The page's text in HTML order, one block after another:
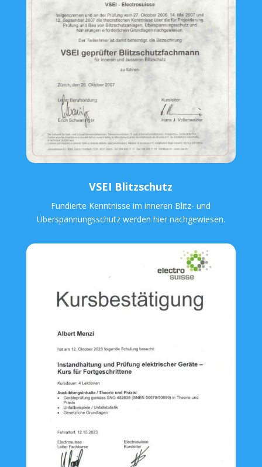
VSEI Blitzschutz
Fundierte Kenntnisse im inneren Blitz- und
Überspannungsschutz werden hier nachgewiesen.